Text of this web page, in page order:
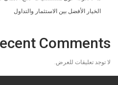
الخيار الأفضل بين الاستثمار والتداول
Comments
لا توجد تعليقات للعرض.